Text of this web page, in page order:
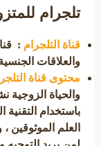
تلجرام
قناة التلجرام :
والعلاقات
محتوى قناة
والحياة
باستخدام
العلم الموثوقين